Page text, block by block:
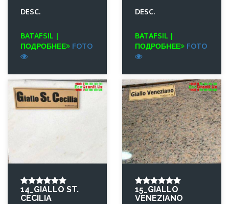
DESC.
BATAFSIL |
ПОДРОБНЕЕ
FOTO
DESC.
BATAFSIL |
ПОДРОБНЕЕ
FOTO
14_GIALLO ST.
CECILIA
15_GIALLO
VENEZIANO